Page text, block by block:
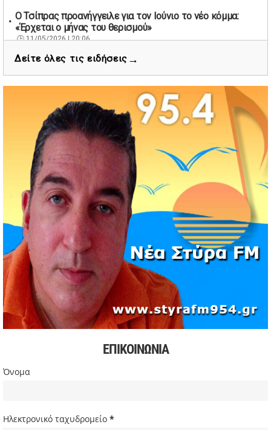
Ο Τσίπρας προανήγγειλε για τον Ιούνιο το νέο κόμμα:
«Έρχεται ο μήνας του θερισμού»
11/05/2026 | 20:06
67 βουλευτές των Εργατικών ζητούν την παραίτηση του
Διάσωση 40 μεταναστών νότια της Γαύδου μετά από
εντοπισμό λέμβου
11/05/2026 | 19:37
Νέος πρόεδρος στον Αθλητικό Όμιλο Νέων Στύρων ο
Αντώνης Κουμάκης
11/05/2026 | 16:32
Formula 1: Κυριαρχία Αντονέλι στο Μαϊάμι και αύξηση
διαφοράς στη βαθμολογία
03/05/2026 | 19:35
Αυξήσεις στην αμόλυβδη βενζίνη σε υψηλά επίπεδα από
την αρχή της κρίσης
03/05/2026 | 10:30
Χιόνισε σε Πάρνηθα και Πεντέλη – Διακοπή κυκλοφορίας
στη Λ. Πάρνηθος
03/05/2026 | 09:49
Πιέσεις στην παγκόσμια αγορά πετρελαίου και
Σακίρα: Περίπου 2 εκατ. θεατές στη συναυλία της στο Ρίο
Ευρωβουλευτής Φαραντούρης: Το ΠΑΣΟΚ διεκδικεί ρόλο
εναλλακτικής πρότασης εξουσίας
Δείτε όλες τις ειδήσεις →
ΕΠΙΚΟΙΝΩΝΙΑ
Όνομα
Ηλεκτρονικό ταχυδρομείο *